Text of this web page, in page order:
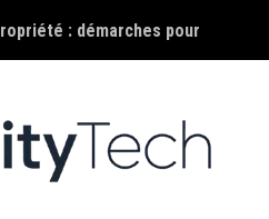
: démarches pour